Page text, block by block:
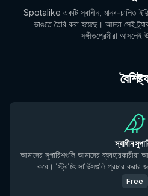
Spotalike একটি স্বাধীন, মানব-চালিত
ভাঙতে তৈরি করা হয়েছে। আমরা সেই
সঙ্গীতপ্রেমীরা
স্বাধীন
আমাদের সুপারিশগুলি আমাদের
করে। স্ট্রিমিং সার্ভিসগুলি প্রচার
Free